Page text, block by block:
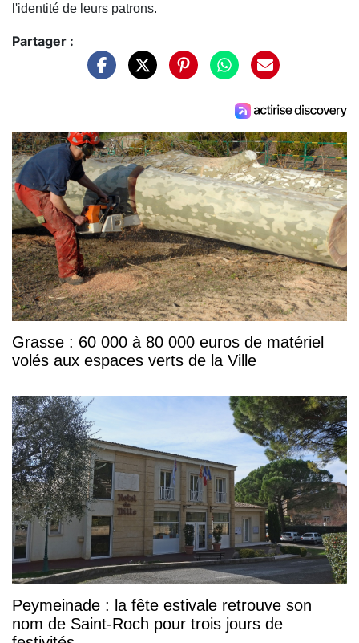
l'identité de leurs patrons.
Partager :
Grasse : 60 000 à 80 000 euros de matériel
volés aux espaces verts de la Ville
Peymeinade : la fête estivale retrouve son
nom de Saint-Roch pour trois jours de